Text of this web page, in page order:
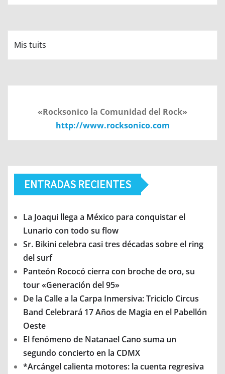
Mis tuits
«Rocksonico la Comunidad del Rock»
http://www.rocksonico.com
ENTRADAS RECIENTES
La Joaqui llega a México para conquistar el
Lunario con todo su flow
Sr. Bikini celebra casi tres décadas sobre el ring
del surf
Panteón Rococó cierra con broche de oro, su
tour «Generación del 95»
De la Calle a la Carpa Inmersiva: Triciclo Circus
Band Celebrará 17 Años de Magia en el Pabellón
Oeste
El fenómeno de Natanael Cano suma un
segundo concierto en la CDMX
*Arcángel calienta motores: la cuenta regresiva